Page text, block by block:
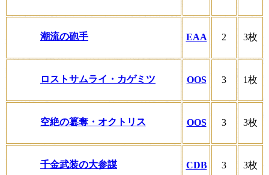
潮流の砲手 EAA 2 3枚
ロストサムライ・カゲミツ OOS 3 1枚
空絶の簒奪・オクトリス OOS 3 3枚
千金武装の大参謀 CDB 3 3枚